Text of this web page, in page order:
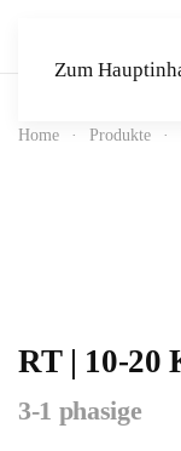
Zum
Home Produkte
RT | 10-20
3-1 phasige